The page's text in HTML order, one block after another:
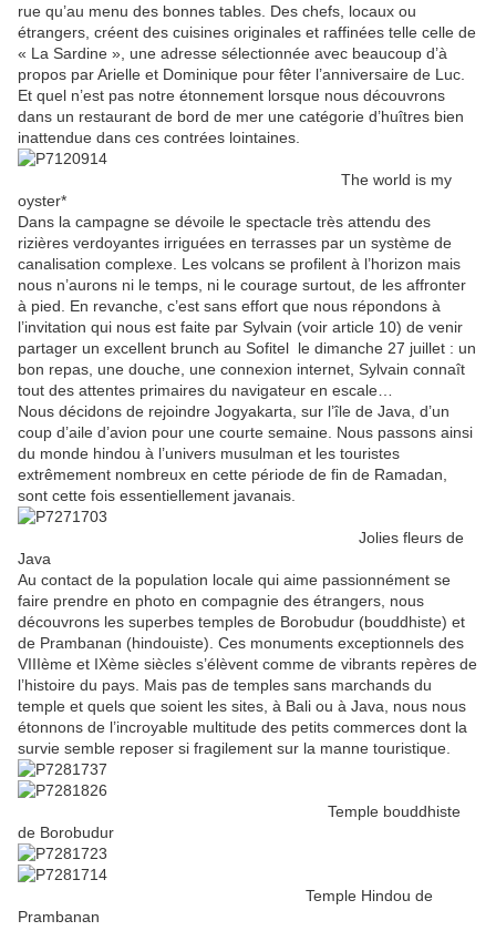
rue qu’au menu des bonnes tables. Des chefs, locaux ou
étrangers, créent des cuisines originales et raffinées telle celle de
« La Sardine », une adresse sélectionnée avec beaucoup d’à
propos par Arielle et Dominique pour fêter l’anniversaire de Luc.
Et quel n’est pas notre étonnement lorsque nous découvrons
dans un restaurant de bord de mer une catégorie d’huîtres bien
inattendue dans ces contrées lointaines.
The world is my
oyster*
Dans la campagne se dévoile le spectacle très attendu des
rizières verdoyantes irriguées en terrasses par un système de
canalisation complexe. Les volcans se profilent à l’horizon mais
nous n’aurons ni le temps, ni le courage surtout, de les affronter
à pied. En revanche, c’est sans effort que nous répondons à
l’invitation qui nous est faite par Sylvain (voir article 10) de venir
partager un excellent brunch au Sofitel le dimanche 27 juillet : un
bon repas, une douche, une connexion internet, Sylvain connaît
tout des attentes primaires du navigateur en escale…
Nous décidons de rejoindre Jogyakarta, sur l’île de Java, d’un
coup d’aile d’avion pour une courte semaine. Nous passons ainsi
du monde hindou à l’univers musulman et les touristes
extrêmement nombreux en cette période de fin de Ramadan,
sont cette fois essentiellement javanais.
Jolies fleurs de
Java
Au contact de la population locale qui aime passionnément se
faire prendre en photo en compagnie des étrangers, nous
découvrons les superbes temples de Borobudur (bouddhiste) et
de Prambanan (hindouiste). Ces monuments exceptionnels des
VIIIème et IXème siècles s’élèvent comme de vibrants repères de
l’histoire du pays. Mais pas de temples sans marchands du
temple et quels que soient les sites, à Bali ou à Java, nous nous
étonnons de l’incroyable multitude des petits commerces dont la
survie semble reposer si fragilement sur la manne touristique.
Temple bouddhiste
de Borobudur
Temple Hindou de
Prambanan